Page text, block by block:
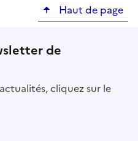
Haut de page
de
cliquez sur le